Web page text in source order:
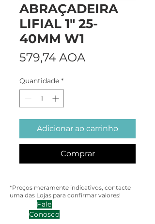
ABRAÇADEIRA
LIFIAL 1" 25-
40MM W1
579,74 AOA
Quantidade *
Adicionar ao carrinho
Comprar
*Preços meramente indicativos, contacte
uma das Lojas para confirmar valores!
Fale
Conosco